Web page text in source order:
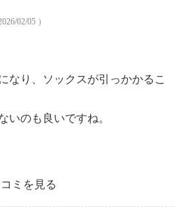
02/05 ）
なり、ソックスが引っかかるこ
いのも良いですね。
ミを見る